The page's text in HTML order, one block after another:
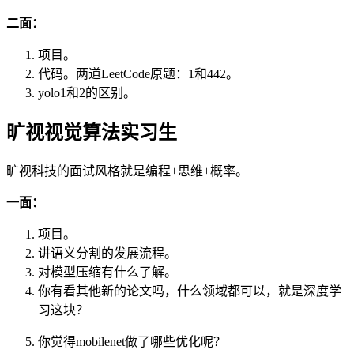
二面：
项目。
代码。两道LeetCode原题：1和442。
yolo1和2的区别。
旷视视觉算法实习生
旷视科技的面试风格就是编程+思维+概率。
一面：
项目。
讲语义分割的发展流程。
对模型压缩有什么了解。
你有看其他新的论文吗，什么领域都可以，就是深度学
习这块？
你觉得mobilenet做了哪些优化呢？